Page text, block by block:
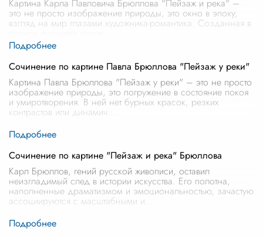
Картина Карла Павловича Брюллова "Пейзаж и река" –
это не просто изображение природы, это окно в эпоху,
взгляд на мир глазами художника-романтика. Созданная в
Сочинение по картине Павла Брюллова "Пейзаж у реки"
Картина Павла Брюллова "Пейзаж у реки" – это не просто
изображение природы, это погружение в состояние покоя
и умиротворения. В ней нет бурных красок, резких
контрастов или динамич
Сочинение по картине "Пейзаж и река" Брюллова
Карл Брюллов, гений русской живописи, оставил
неизгладимый след в истории искусства. Его полотна,
наполненные драматизмом и эмоциональностью, зачастую
ассоциируются с масштабными и